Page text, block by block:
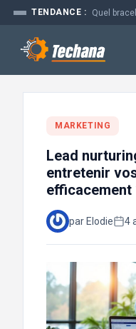
Aller
contenu
TENDANCE :
MARKETING
Lead
entretenir
efficacement
par Elodie 4